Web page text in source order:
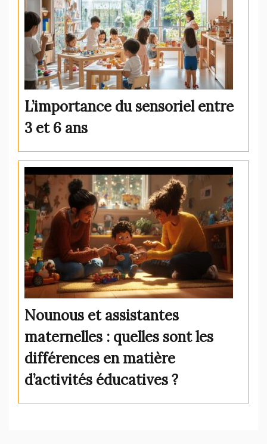
L’importance du sensoriel entre
3 et 6 ans
Nounous et assistantes
maternelles : quelles sont les
différences en matière
d’activités éducatives ?